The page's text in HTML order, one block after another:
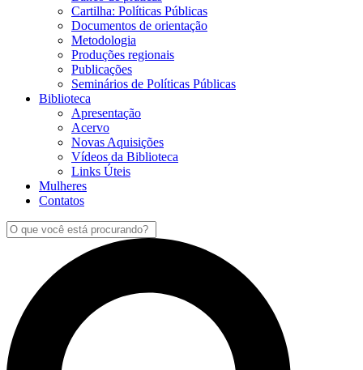
Cartilha: Políticas Públicas
Documentos de orientação
Metodologia
Produções regionais
Publicações
Seminários de Políticas Públicas
Biblioteca
Apresentação
Acervo
Novas Aquisições
Vídeos da Biblioteca
Links Úteis
Mulheres
Contatos